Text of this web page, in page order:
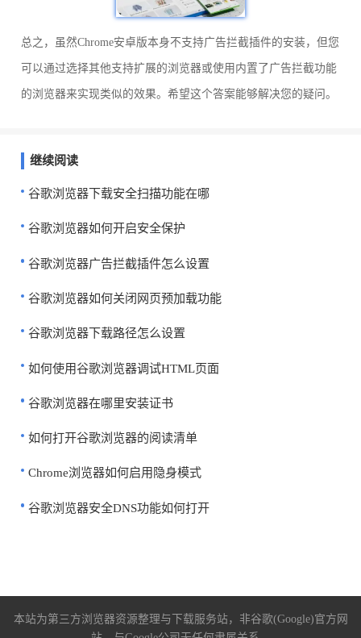
总之，虽然Chrome安卓版本身不支持广告拦截插件的安装，但您
可以通过选择其他支持扩展的浏览器或使用内置了广告拦截功能
的浏览器来实现类似的效果。希望这个答案能够解决您的疑问。
继续阅读
谷歌浏览器下载安全扫描功能在哪
谷歌浏览器如何开启安全保护
谷歌浏览器广告拦截插件怎么设置
谷歌浏览器如何关闭网页预加载功能
谷歌浏览器下载路径怎么设置
如何使用谷歌浏览器调试HTML页面
谷歌浏览器在哪里安装证书
如何打开谷歌浏览器的阅读清单
Chrome浏览器如何启用隐身模式
谷歌浏览器安全DNS功能如何打开
本站为第三方浏览器资源整理与下载服务站，非谷歌(Google)官方网